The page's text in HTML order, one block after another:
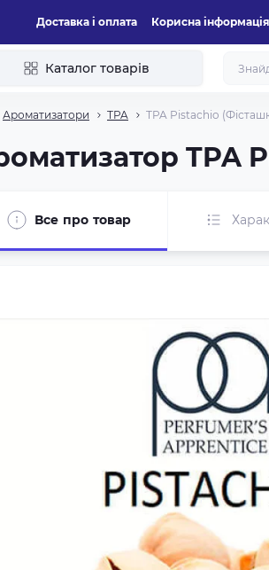
Доставка і оплата Корисна інформація
Каталог товарів
Ароматизатори TPA TPA Pistachio
TPA
Все про товар